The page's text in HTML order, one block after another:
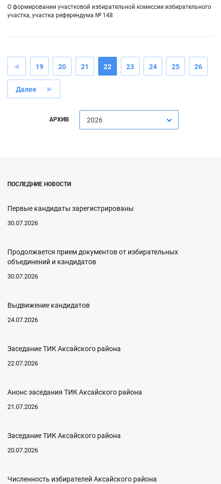
О формировании участковой избирательной комиссии избирательного
участка, участка референдума № 148
19 20 21 22 23 24 25 26
Далее
АРХИВ 2026
ПОСЛЕДНИЕ НОВОСТИ
Первые кандидаты зарегистрированы
30.07.2026
Продолжается прием документов от избирательных
объединений и кандидатов
30.07.2026
Выдвижение кандидатов
24.07.2026
Заседание ТИК Аксайского района
22.07.2026
Анонс заседания ТИК Аксайского района
21.07.2026
Заседание ТИК Аксайского района
20.07.2026
Численность избирателей Аксайского района